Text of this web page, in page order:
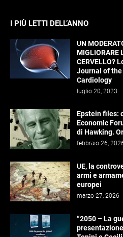
I PIÙ LETTI DELL’ANNO
UN
MIGLIORARE
CERVELLO?
Journal of
Cardiology
luglio 20, 2023
Epstein files:
Economic
di Hawking.
febbraio 26,
UE, la
armi e
europei
marzo 27, 2026
“2050 – La